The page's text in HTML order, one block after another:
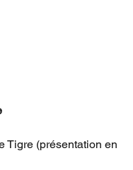
Tigre (présentation en